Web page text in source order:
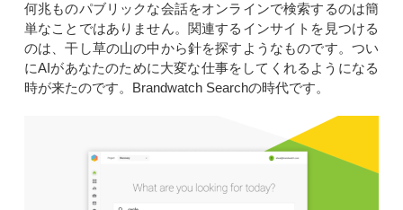
何兆ものパブリックな会話をオンラインで検索するのは簡
単なことではありません。関連するインサイトを見つける
のは、干し草の山の中から針を探すようなものです。つい
にAIがあなたのために大変な仕事をしてくれるようになる
時が来たのです。Brandwatch Searchの時代です。